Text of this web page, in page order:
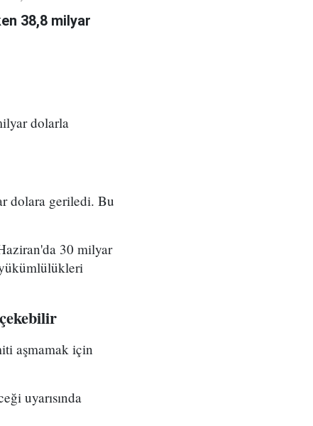
38,8 milyar
dolarla
dolara geriledi. Bu
30 milyar
aşmamak için
uyarısında